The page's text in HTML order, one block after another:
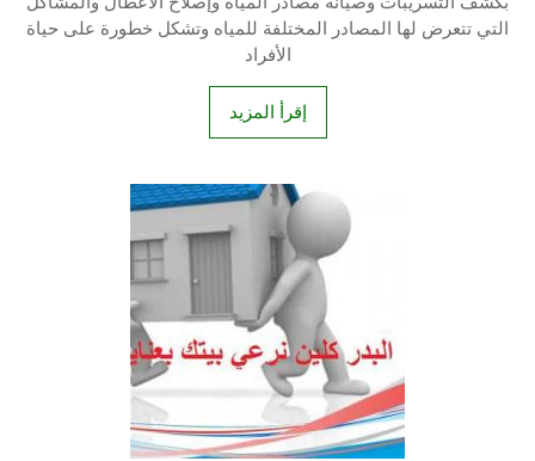
التي تتعرض لها المصادر المختلفة للمياه وتشكل خطورة على حياة
الأفراد
إقرأ المزيد